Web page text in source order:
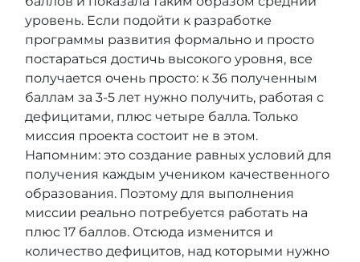
уровень. Если подойти к разработке
программы развития формально и просто
постараться достичь высокого уровня, все
получается очень просто: к 36 полученным
баллам за 3-5 лет нужно получить, работая с
дефицитами, плюс четыре балла. Только
миссия проекта состоит не в этом.
Напомним: это создание равных условий для
получения каждым учеником качественного
образования. Поэтому для выполнения
миссии реально потребуется работать на
плюс 17 баллов. Отсюда изменится и
количество дефицитов, над которыми нужно